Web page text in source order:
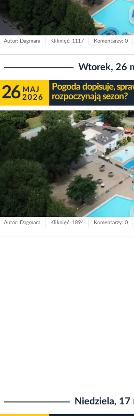
Autor: Dagmara Kliknięć: 1117 Komentarzy: 0
Wtorek, 26
26 MAJ
2026
Pogoda dopisuje,
rozpoczynają sezon?
Autor: Dagmara Kliknięć: 1894 Komentarzy: 0
Niedziela,